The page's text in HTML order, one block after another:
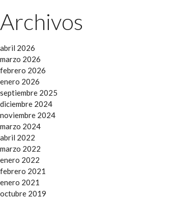
Archivos
abril 2026
marzo 2026
febrero 2026
enero 2026
septiembre 2025
diciembre 2024
noviembre 2024
marzo 2024
abril 2022
marzo 2022
enero 2022
febrero 2021
enero 2021
octubre 2019